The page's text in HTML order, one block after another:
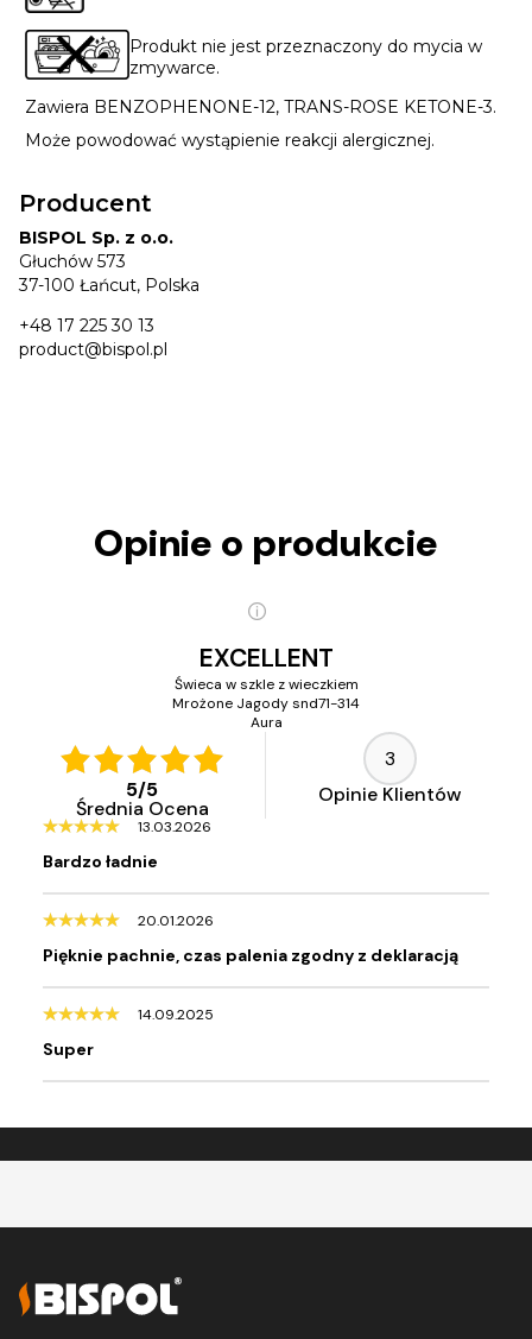
Produkt nie jest przeznaczony do mycia w
zmywarce.
Zawiera BENZOPHENONE-12, TRANS-ROSE KETONE-3.
Może powodować wystąpienie reakcji alergicznej.
Producent
BISPOL Sp. z o.o.
Głuchów 573
37-100 Łańcut, Polska
+48 17 225 30 13
product@bispol.pl
Opinie o produkcie
EXCELLENT
Świeca w szkle z wieczkiem
Mrożone Jagody snd71-314
Aura
5/5
Średnia Ocena
3
Opinie Klientów
13.03.2026
Bardzo ładnie
20.01.2026
Pięknie pachnie, czas palenia zgodny z deklaracją
14.09.2025
Super